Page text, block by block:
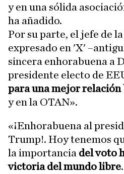
y en una sólida
ha añadido.
Por su parte, el jefe de
expresado en 'X'
sincera enhorabuena a
presidente electo de
para una mejor
y en la OTAN».
«¡Enhorabuena al
Trump!. Hoy tenemos
la importancia del voto
victoria del mundo libre